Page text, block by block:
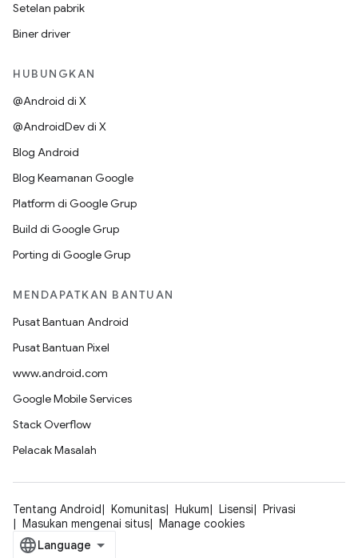
Setelan pabrik
Biner driver
HUBUNGKAN
@Android di X
@AndroidDev di X
Blog Android
Blog Keamanan Google
Platform di Google Grup
Build di Google Grup
Porting di Google Grup
MENDAPATKAN BANTUAN
Pusat Bantuan Android
Pusat Bantuan Pixel
www.android.com
Google Mobile Services
Stack Overflow
Pelacak Masalah
Tentang Android Komunitas Hukum Lisensi
Privasi
Masukan mengenai situs
Manage cookies